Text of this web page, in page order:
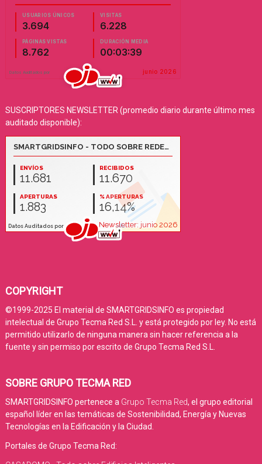
SUSCRIPTORES NEWSLETTER (promedio diario durante último mes
auditado disponible):
COPYRIGHT
©1999-2025 El material de SMARTGRIDSINFO es propiedad
intelectual de Grupo Tecma Red S.L. y está protegido por ley. No está
permitido utilizarlo de ninguna manera sin hacer referencia a la
fuente y sin permiso por escrito de Grupo Tecma Red S.L.
SOBRE GRUPO TECMA RED
SMARTGRIDSINFO pertenece a Grupo Tecma Red, el grupo editorial
español líder en las temáticas de Sostenibilidad, Energía y Nuevas
Tecnologías en la Edificación y la Ciudad.
Portales de Grupo Tecma Red: